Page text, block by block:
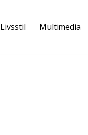
Livsstil Multimedia